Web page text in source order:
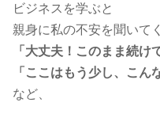
ビジネスを学ぶと
親身に私の不安を聞いて
「大丈夫！このまま続け
「ここはもう少し、こん
など、